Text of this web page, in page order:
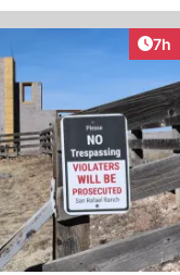
7h